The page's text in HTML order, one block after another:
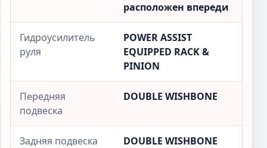
расположен впереди
Гидроусилитель
руля
POWER ASSIST
EQUIPPED RACK &
PINION
Передняя
подвеска
DOUBLE WISHBONE
Задняя подвеска DOUBLE WISHBONE